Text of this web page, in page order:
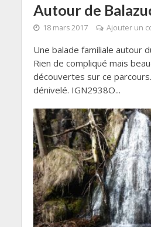
Autour de
18 mars 2017 Ajouter un
Une balade familiale autour
Rien de compliqué mais
découvertes sur ce
dénivelé. IGN2938O...